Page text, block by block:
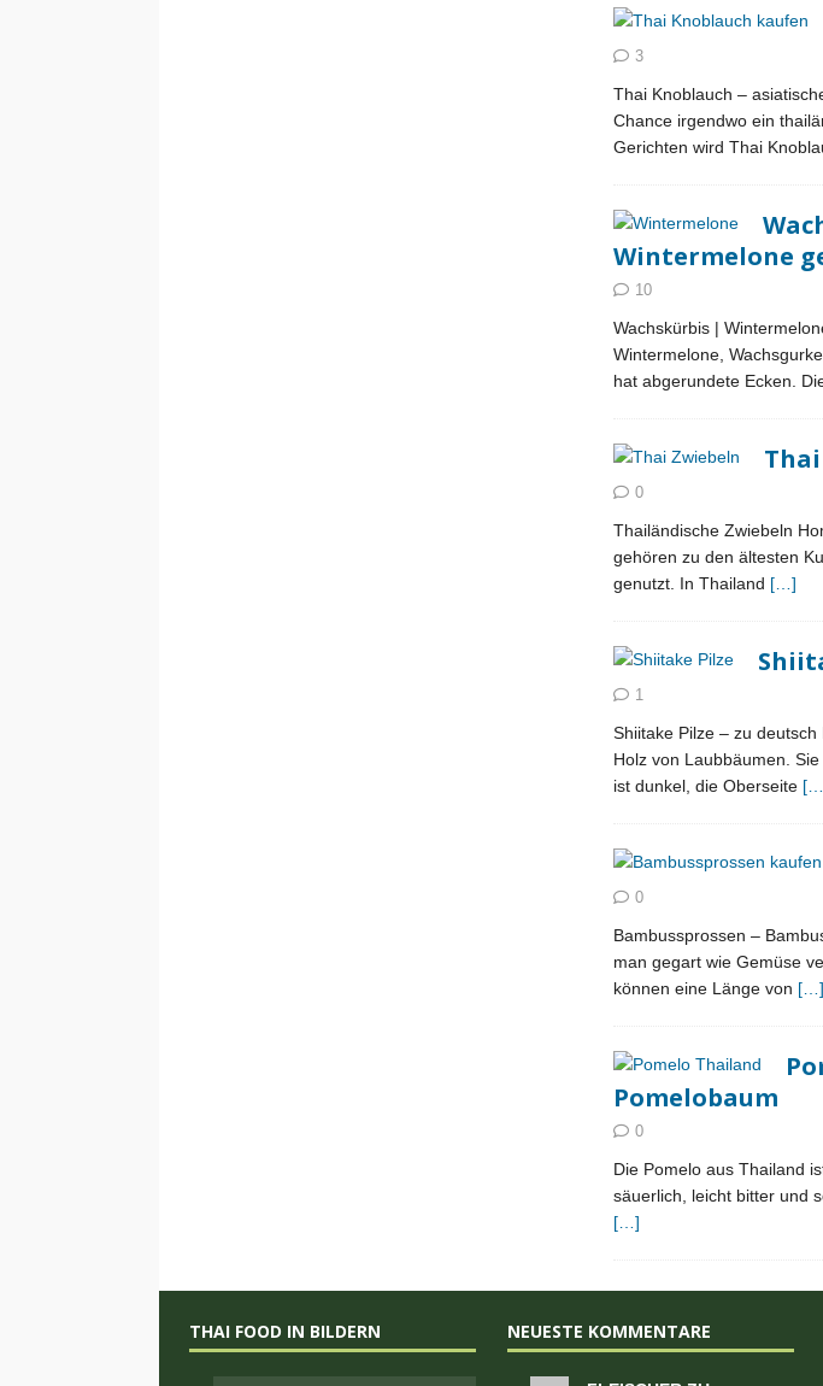
3
Thai Knoblauch –
Chance irgendwo ein
Gerichten wird Thai
Wintermelone
10
Wachskürbis |
Wintermelone,
hat abgerundete Ecken.
0
Thailändische Zwiebeln
gehören zu den ältesten
genutzt. In Thailand […]
1
Shiitake Pilze – zu
Holz von Laubbäumen.
ist dunkel, die Oberseite
0
Bambussprossen –
man gegart wie Gemüse
können eine Länge von […]
Pomelobaum
0
Die Pomelo aus Thailand
säuerlich, leicht bitter und
[…]
THAI FOOD IN BILDERN NEUESTE KOMMENTARE